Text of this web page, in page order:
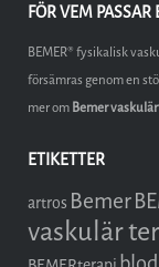
FÖR VEM PASSAR
BEMER® fysikalisk
försämras genom en
mer omBemer
ETIKETTER
artros Bemer
vaskulär